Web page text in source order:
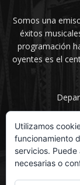
Somos una
éxitos
programación
oyentes es el
Utilizamos
funcionamiento
servicios.
necesarias o